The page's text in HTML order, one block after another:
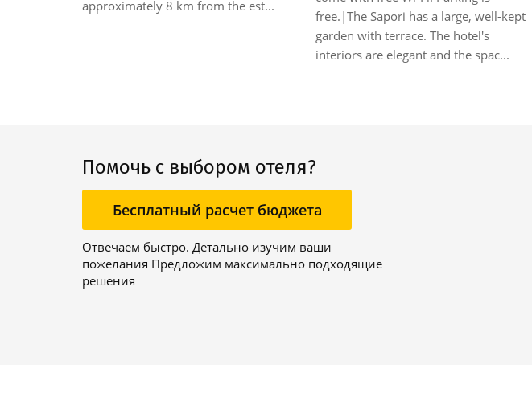
approximately 8 km from the est...
free.|The Sapori has a large, well-kept
garden with terrace. The hotel's
interiors are elegant and the spac...
Помочь с выбором отеля?
Бесплатный расчет бюджета
Отвечаем быстро. Детально изучим ваши
пожелания Предложим максимально подходящие
решения